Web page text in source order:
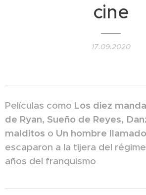
cine
17.09.2020
Películas como Los diez
de Ryan, Sueño de Reyes,
malditos o Un hombre
escaparon a la tijera del
años del franquismo